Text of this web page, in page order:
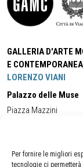
Per fornire le migliori
tecnologie ci
GALLERIA D'ARTE
E CONTEMPORANEA
LORENZO VIANI
Palazzo delle Muse
Piazza Mazzini
Tel:
+39 0584 944580
Email: